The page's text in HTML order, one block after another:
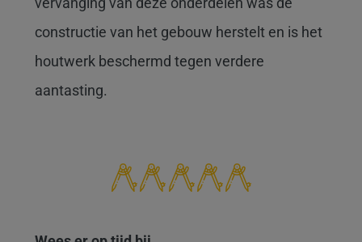
constructie van het gebouw herstelt en is het
houtwerk beschermd tegen verdere
aantasting.